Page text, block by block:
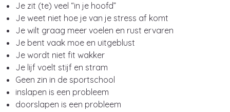
Je zit (te) veel “in je hoofd”
Je weet niet hoe je van je stress af komt
Je wilt graag meer voelen en rust ervaren
Je bent vaak moe en uitgeblust
Je wordt niet fit wakker
Je lijf voelt stijf en stram
Geen zin in de sportschool
inslapen is een probleem
doorslapen is een probleem